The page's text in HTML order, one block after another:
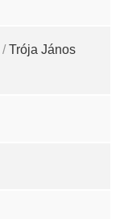
/Trója János